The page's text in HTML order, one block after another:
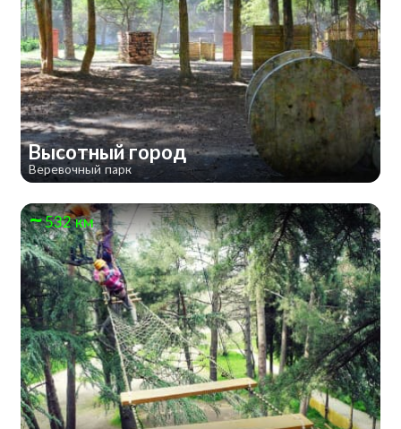
Высотный город
Веревочный парк
532 км